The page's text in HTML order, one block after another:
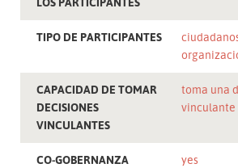
TIPO DE PARTICIPANTES
CAPACIDAD DE TOMAR
DECISIONES
VINCULANTES
toma una
vinculante
CO-GOBERNANZA yes